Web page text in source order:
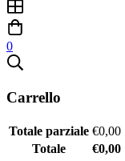
0
Carrello
Totale parziale €0,00
Totale
€0,00